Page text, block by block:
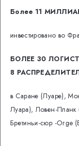
Более 11
инвестировано во
БОЛЕЕ 30
8
в Саране (Луаре),
Луара), Ловен-
Бретиньи-сюр -Orge